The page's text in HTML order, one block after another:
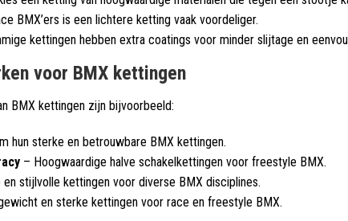
BMX’ers is een lichtere ketting vaak voordeliger.
kettingen hebben extra coatings voor minder slijtage en
voor BMX kettingen
BMX kettingen zijn bijvoorbeeld:
hun sterke en betrouwbare BMX kettingen.
– Hoogwaardige halve schakelkettingen voor freestyle BMX.
en stijlvolle kettingen voor diverse BMX disciplines.
en sterke kettingen voor race en freestyle BMX.